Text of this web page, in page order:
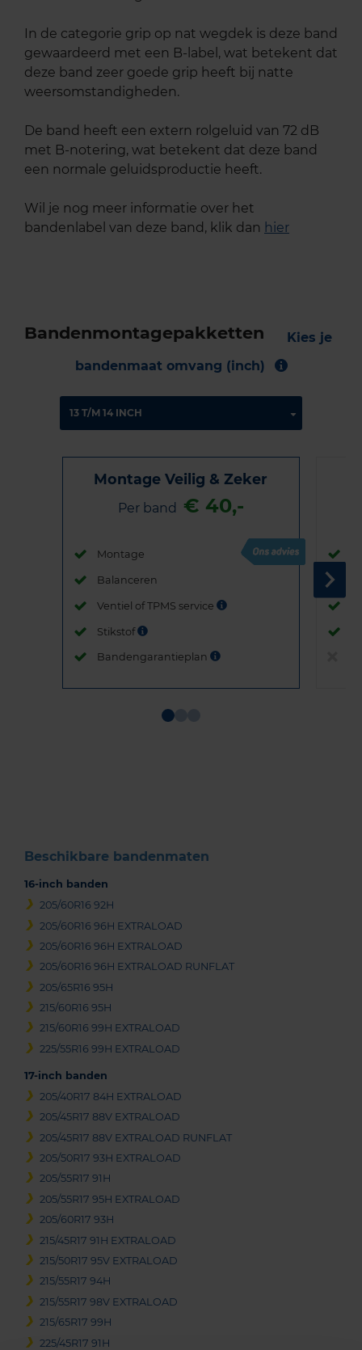
In de categorie grip op nat wegdek is deze band
gewaardeerd met een B-label, wat betekent dat
deze band zeer goede grip heeft bij natte
weersomstandigheden.
De band heeft een extern rolgeluid van 72 dB
met B-notering, wat betekent dat deze band
een normale geluidsproductie heeft.
Wil je nog meer informatie over het
bandenlabel van deze band, klik dan hier
Bandenmontagepakketten
Kies je
bandenmaat omvang (inch)
Montage Veilig & Zeker
Per band € 40,-
Montage
Balanceren
Ventiel of TPMS service
Stikstof
Bandengarantieplan
Beschikbare bandenmaten
16-inch banden
205/60R16 92H
205/60R16 96H EXTRALOAD
205/60R16 96H EXTRALOAD
205/60R16 96H EXTRALOAD RUNFLAT
205/65R16 95H
215/60R16 95H
215/60R16 99H EXTRALOAD
225/55R16 99H EXTRALOAD
17-inch banden
205/40R17 84H EXTRALOAD
205/45R17 88V EXTRALOAD
205/45R17 88V EXTRALOAD RUNFLAT
205/50R17 93H EXTRALOAD
205/55R17 91H
205/55R17 95H EXTRALOAD
205/60R17 93H
215/45R17 91H EXTRALOAD
215/50R17 95V EXTRALOAD
215/55R17 94H
215/55R17 98V EXTRALOAD
215/65R17 99H
225/45R17 91H